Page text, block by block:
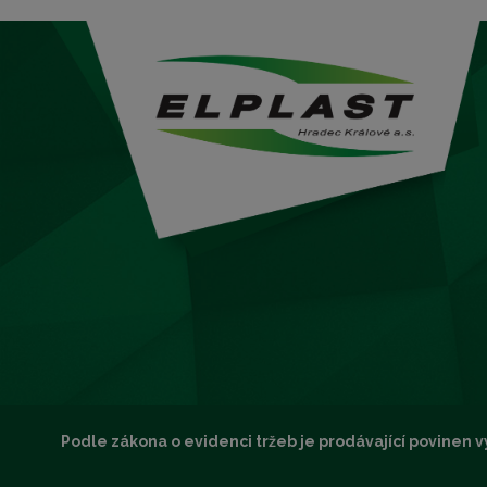
Podle zákona o evidenci tržeb je prodávající povinen